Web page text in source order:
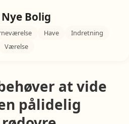
Bolig
Have
Indretning
Værelse
at vide
pålidelig